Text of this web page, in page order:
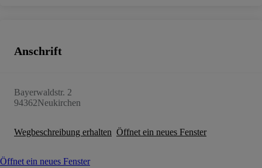
Anschrift
Bayerwaldstr. 2
94362Neukirchen
Wegbeschreibung erhalten Öffnet ein neues Fenster
Öffnet ein neues Fenster